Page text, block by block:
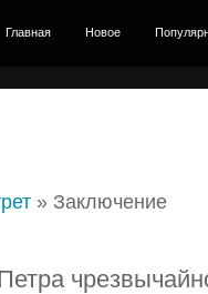
Главная Новое
» Заключение